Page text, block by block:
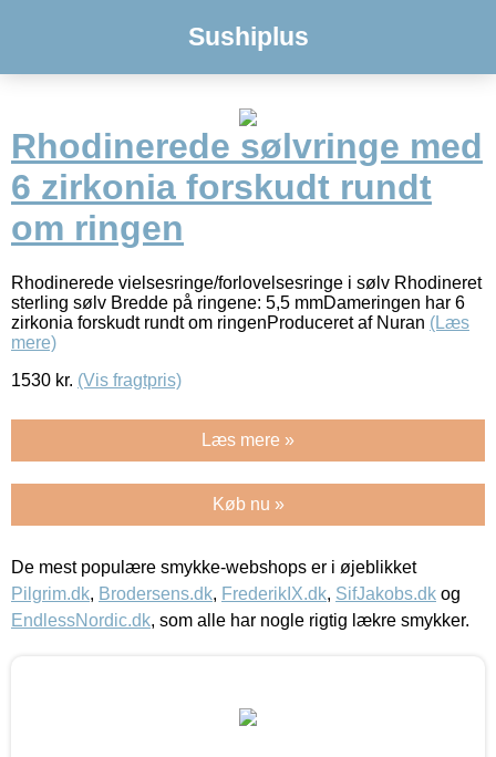
Sushiplus
Rhodinerede sølvringe med
6 zirkonia forskudt rundt
om ringen
Rhodinerede vielsesringe/forlovelsesringe i sølv Rhodineret
sterling sølv Bredde på ringene: 5,5 mmDameringen har 6
zirkonia forskudt rundt om ringenProduceret af Nuran (Læs
mere)
1530 kr. (Vis fragtpris)
Læs mere »
Køb nu »
De mest populære smykke-webshops er i øjeblikket
Pilgrim.dk, Brodersens.dk, FrederikIX.dk, SifJakobs.dk og
EndlessNordic.dk, som alle har nogle rigtig lækre smykker.